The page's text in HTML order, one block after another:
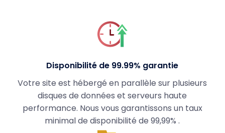
Disponibilité de 99.99% garantie
Votre site est hébergé en parallèle sur plusieurs
disques de données et serveurs haute
performance. Nous vous garantissons un taux
minimal de disponibilité de 99,99% .